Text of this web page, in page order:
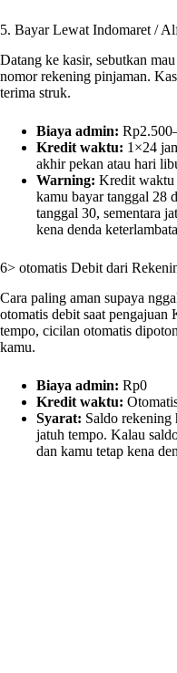
5. Bayar Lewat Indomaret /
Datang ke kasir, sebutkan
nomor rekening pinjaman.
terima struk.
Biaya admin:
Kredit waktu: 1×24
akhir pekan atau hari
Warning: Kredit waktu
kamu bayar tanggal 28
tanggal 30, sementara
kena denda
6> otomatis Debit dari
Cara paling aman supaya
otomatis debit saat
tempo, cicilan otomatis
kamu.
Biaya admin: Rp0
Kredit waktu:
Syarat: Saldo rekening
jatuh tempo. Kalau
dan kamu tetap kena